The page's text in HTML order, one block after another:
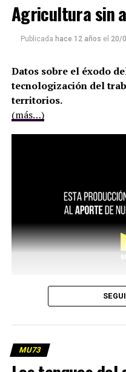
Agricultura sin
Publicada hace 12 años el 20/
Datos sobre el éxodo
tecnologización del
territorios.
(más…)
MU73